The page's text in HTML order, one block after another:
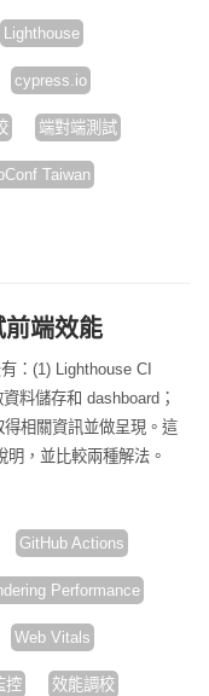
Lighthouse
cypress.io
端對端測試
Taiwan
端效能
：(1) Lighthouse CI
料儲存和 dashboard；
相關資訊並做呈現。這
，並比較兩種解法。
GitHub Actions
Performance
Web Vitals
控 效能調校